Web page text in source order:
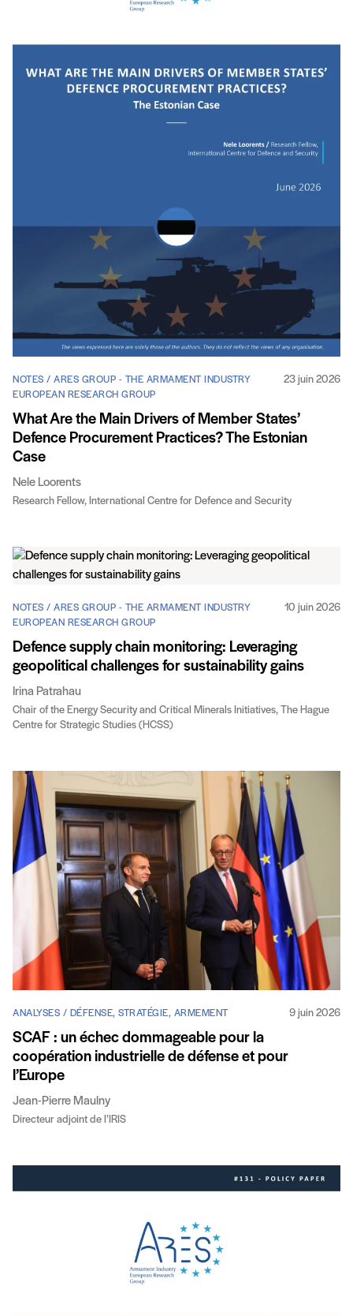
NOTES / ARES GROUP - THE ARMAMENT INDUSTRY
EUROPEAN RESEARCH GROUP
23 juin 2026
What Are the Main Drivers of Member States’
Defence Procurement Practices? The Estonian
Case
Nele Loorents
Research Fellow, International Centre for Defence and Security
NOTES / ARES GROUP - THE ARMAMENT INDUSTRY
EUROPEAN RESEARCH GROUP
10 juin 2026
Defence supply chain monitoring: Leveraging
geopolitical challenges for sustainability gains
Irina Patrahau
Chair of the Energy Security and Critical Minerals Initiatives, The Hague
Centre for Strategic Studies (HCSS)
ANALYSES / DÉFENSE, STRATÉGIE, ARMEMENT 9 juin 2026
SCAF : un échec dommageable pour la
coopération industrielle de défense et pour
l’Europe
Jean-Pierre Maulny
Directeur adjoint de l’IRIS